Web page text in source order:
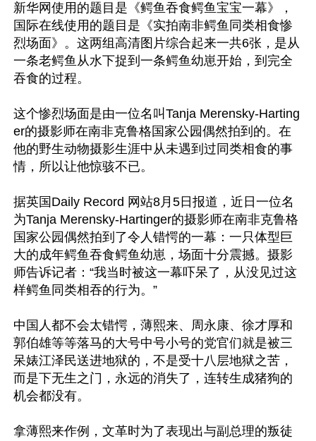
新华网使用的题目是《鳄鱼吞食鳄鱼宝宝一幕》，
国际在线使用的题目是《实拍南非鳄鱼同类相食惨
烈场面》。这两组高清图片综合起来一共6张，是从
一条老鳄鱼从水下捉到一条鳄鱼幼崽开始，到完全
吞食的过程。
这个惨烈场面是由一位名叫Tanja Merensky-Harting
er的摄影师在南非克鲁格国家公园偶然拍到的。在
他的野生动物摄影生涯中从未遇到过同类相食的事
情，所以让他惊骇不已。
据英国Daily Record 网站8月5日报道，近日一位名
为Tanja Merensky-Hartinger的摄影师在南非克鲁格
国家公园偶然拍到了令人错愕的一幕：一只体型巨
大的成年鳄鱼吞食鳄鱼幼崽，场面十分震撼。摄影
师告诉记者：“我当时被这一幕吓呆了，从没见过这
样鳄鱼同类相吞的行为。”
中国人都不会太错愕，薄熙来、周永康、徐才厚和
郭伯雄等等落马的大号中号小号的党官们就是被三
呆婊江泽民送进地狱的，不是受十八层地狱之苦，
而是下无生之门，永远的消失了，连转生成猪狗的
机会都没有。
拿薄熙来作例，文革时为了表现出与副总理的叛徒